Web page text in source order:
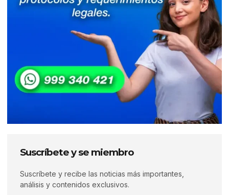
Suscríbete y se miembro
Suscríbete y recibe las noticias más importantes,
análisis y contenidos exclusivos.